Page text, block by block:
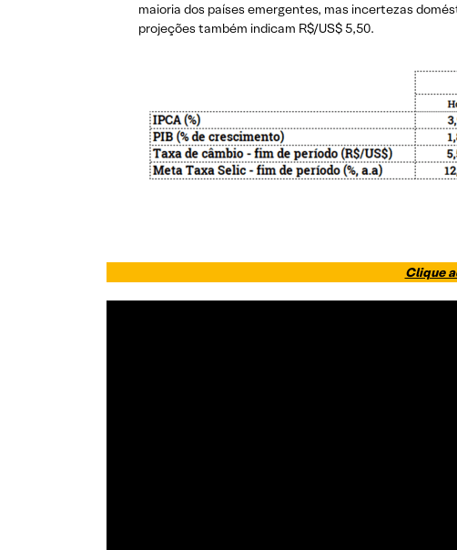
maioria dos países emergentes, mas incertezas
projeções também indicam R$/US$ 5,50.
Clique